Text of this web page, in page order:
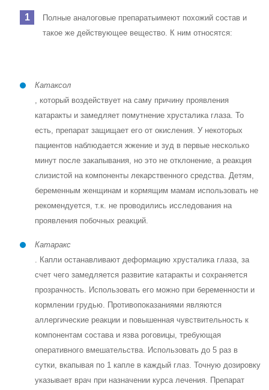
Полные аналоговые препаратыимеют похожий состав и
такое же действующее вещество. К ним относятся:
Катаксол
, который воздействует на саму причину проявления
катаракты и замедляет помутнение хрусталика глаза. То
есть, препарат защищает его от окисления. У некоторых
пациентов наблюдается жжение и зуд в первые несколько
минут после закапывания, но это не отклонение, а реакция
слизистой на компоненты лекарственного средства. Детям,
беременным женщинам и кормящим мамам использовать не
рекомендуется, т.к. не проводились исследования на
проявления побочных реакций.
Катаракс
. Капли останавливают деформацию хрусталика глаза, за
счет чего замедляется развитие катаракты и сохраняется
прозрачность. Использовать его можно при беременности и
кормлении грудью. Противопоказаниями являются
аллергические реакции и повышенная чувствительность к
компонентам состава и язва роговицы, требующая
оперативного вмешательства. Использовать до 5 раз в
сутки, вкапывая по 1 капле в каждый глаз. Точную дозировку
указывает врач при назначении курса лечения. Препарат